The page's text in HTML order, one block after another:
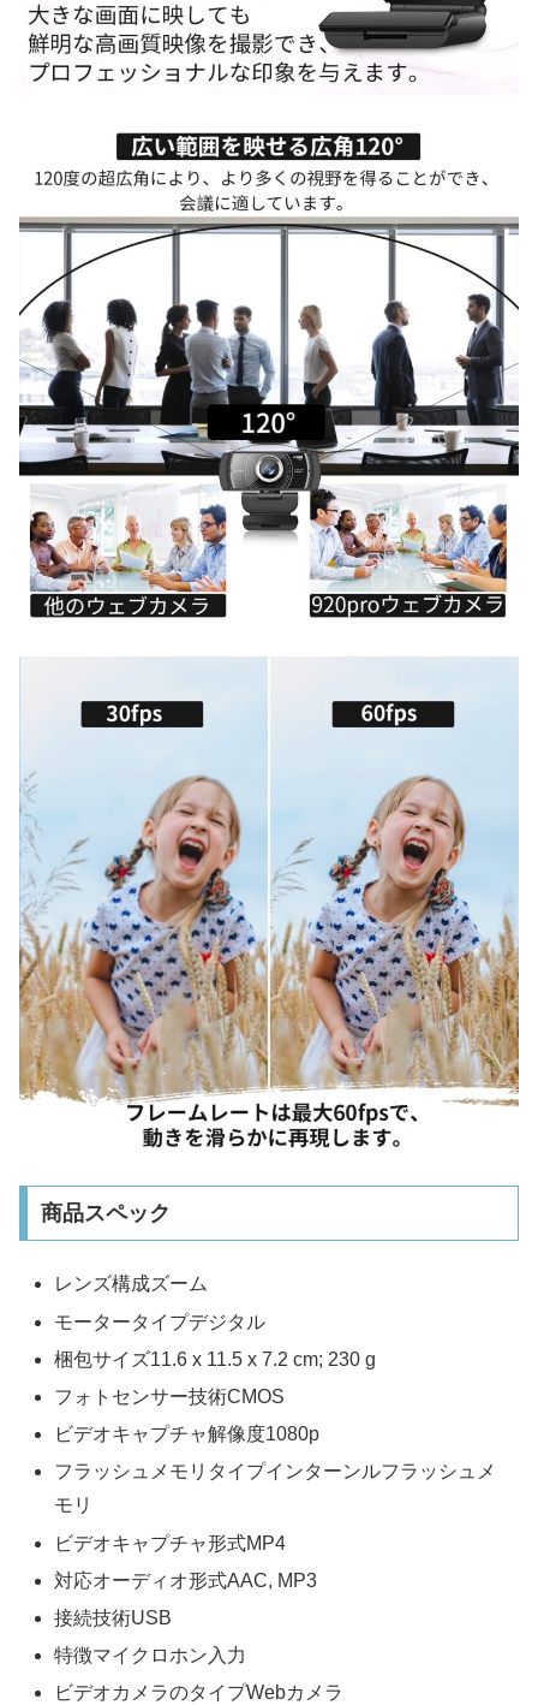
商品スペック
レンズ構成‎ズーム
モータータイプ‎デジタル
梱包サイズ‎11.6 x 11.5 x 7.2 cm; 230 g
フォトセンサー技術CMOS
ビデオキャプチャ解像度1080p
フラッシュメモリタイプインターンルフラッシュメ
モリ
ビデオキャプチャ形式MP4
対応オーディオ形式AAC, MP3
接続技術USB
特徴マイクロホン入力
ビデオカメラのタイプWebカメラ